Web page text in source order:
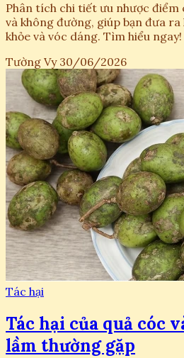
Phân tích chi tiết ưu nhược
và không đường, giúp bạn đưa
khỏe và vóc dáng. Tìm hiểu ngay!
Tường Vy 30/06/2026
Tác hại
Tác hại của quả cóc
lầm thường gặp